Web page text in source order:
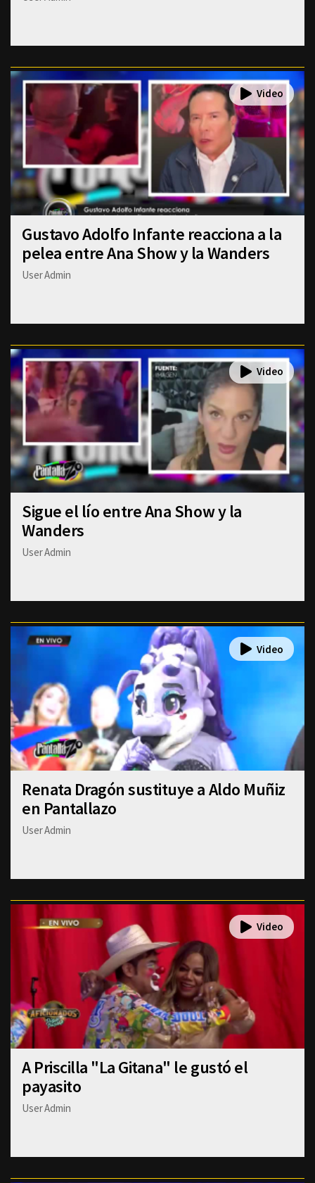
Gustavo Adolfo Infante reacciona a la
pelea entre Ana Show y la Wanders
User Admin
Sigue el lío entre Ana Show y la
Wanders
User Admin
Renata Dragón sustituye a Aldo Muñiz
en Pantallazo
User Admin
A Priscilla "La Gitana" le gustó el
payasito
User Admin